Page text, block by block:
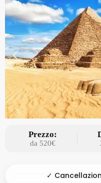
Prezzo:
da 520€
✓